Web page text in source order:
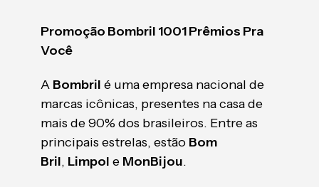
Promoção Bombril 1001 Prêmios Pra
Você
A Bombril é uma empresa nacional de
marcas icônicas, presentes na casa de
mais de 90% dos brasileiros. Entre as
principais estrelas, estão Bom
Bril, Limpol e MonBijou.